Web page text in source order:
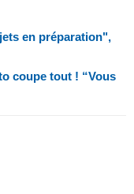
en préparation",
coupe tout ! “Vous